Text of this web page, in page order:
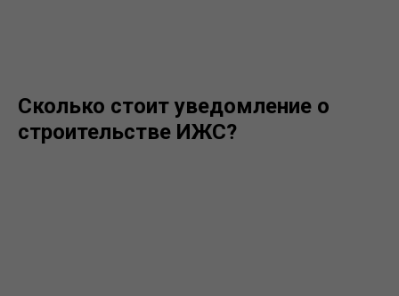
Сколько стоит уведомление о
строительстве ИЖС?